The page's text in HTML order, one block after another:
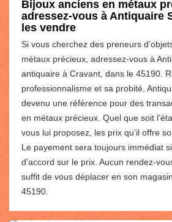
Bijoux anciens en métaux
adressez-vous à Antiquaire
les vendre
Si vous cherchez des preneurs
métaux précieux, adressez-vous à
antiquaire à Cravant, dans le 45190.
professionnalisme et sa probité,
devenu une référence pour des
en métaux précieux. Quel que soit
vous lui proposez, les prix qu’il offre
Le payement sera toujours immédiat
d’accord sur le prix. Aucun rendez-
suffit de vous déplacer en son
45190.